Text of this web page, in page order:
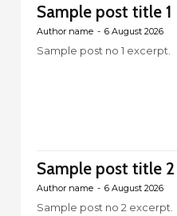
Sample post title 1
Author name - 6 August 2026
Sample post no 1 excerpt.
Sample post title 2
Author name - 6 August 2026
Sample post no 2 excerpt.